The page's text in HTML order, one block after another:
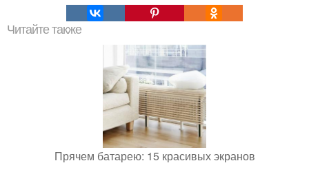
Читайте также
Прячем батарею: 15 красивых экранов